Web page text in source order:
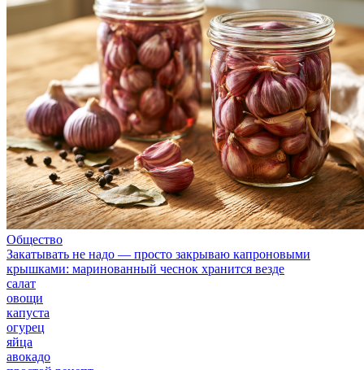
Общество
Закатывать не надо — просто закрываю капроновыми
крышками: маринованный чеснок хранится везде
салат
овощи
капуста
огурец
яйца
авокадо